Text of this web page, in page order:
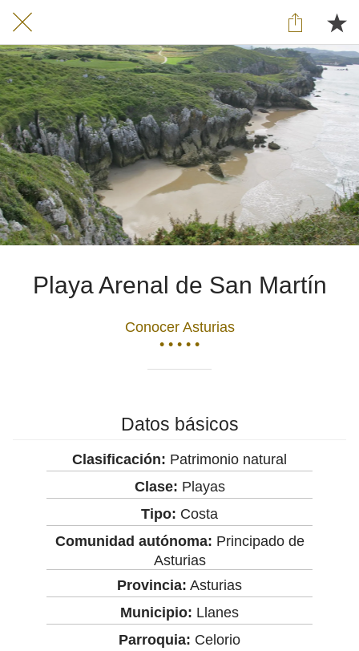
Playa Arenal de San Martín
Conocer Asturias
• • • • •
Datos básicos
Clasificación: Patrimonio natural
Clase: Playas
Tipo: Costa
Comunidad autónoma: Principado de
Asturias
Provincia: Asturias
Municipio: Llanes
Parroquia: Celorio